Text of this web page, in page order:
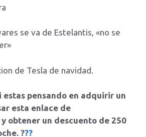
se va de Estelantis, «no se
de Tesla de navidad.
estas pensando en adquirir un
esta enlace de
obtener un descuento de 250
???